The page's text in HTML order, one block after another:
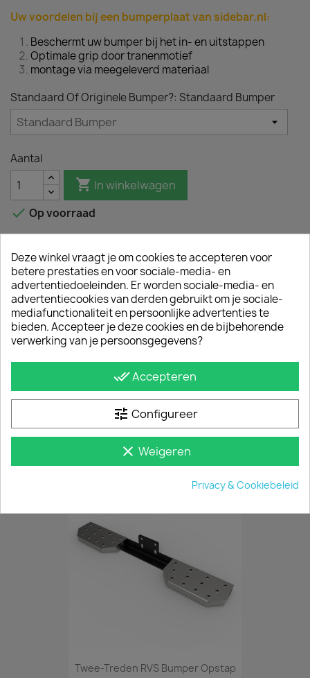
Uw voordelen bij een bumperplaat van sidebar.nl:
Beschermt uw bumper bij het in- en uitstappen
Optimale grip door tranenmotief
montage via meegeleverd materiaal
Standaard Of Originele Bumper?: Standaard Bumper
Aantal
 In winkelwagen
 Op voorraad
Omschrijving Productdetails
Met een aluminium bumperplaat van Sidebar.nl
bescherm je de bumper(lak) van de Nissan
Interstar tegen beschadigingen. Onze
functionele bumperbescherming is van
geanodiseerd aluminium.
De bumperstrip bevestig je eenvoudig met
popnagels of hightack tape op de bumper van de
Nissan Interstar.
JE BENT MISSCHIEN OOK GEÏNTERESSEERD IN
Twee-Treden RVS Bumper Opstap
Deze winkel vraagt je om cookies te accepteren voor
betere prestaties en voor sociale-media- en
advertentiedoeleinden. Er worden sociale-media- en
advertentiecookies van derden gebruikt om je sociale-
mediafunctionaliteit en persoonlijke advertenties te
bieden. Accepteer je deze cookies en de bijbehorende
verwerking van je persoonsgegevens?
done_allAccepteren
tune Configureer
clear Weigeren
Privacy & Cookiebeleid